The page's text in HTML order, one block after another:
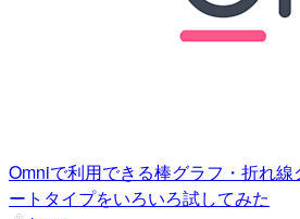
Omniで利用できる棒グラフ・折れ
ートタイプをいろいろ試してみた